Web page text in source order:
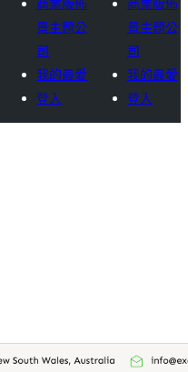
商業版佈
景主題公
司
我的最愛
登入
商業版佈
景主題公
司
我的最愛
登入